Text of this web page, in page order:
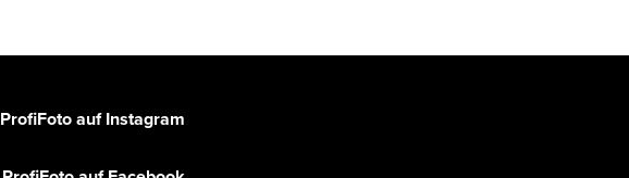
ProfiFoto auf Instagram